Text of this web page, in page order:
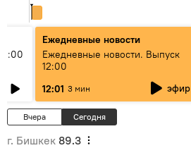
Ежедневные новости
Ежедневные новости. Выпуск
12:00
12:01 3 мин эфир
Вчера Сегодня
г. Бишкек 89.3